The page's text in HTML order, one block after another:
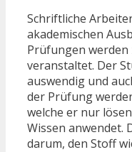
Schriftliche
akademischen
Prüfungen werden
veranstaltet. Der
auswendig und
der Prüfung
welche er nur
Wissen anwendet.
darum, den Stoff